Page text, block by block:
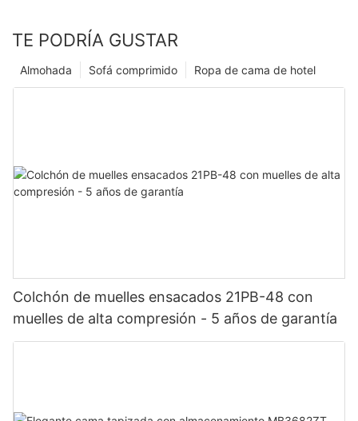
TE PODRÍA GUSTAR
Ropa de cama de hotel
Sofá comprimido
Almohada
Colchón de muelles ensacados 21PB-48 con
muelles de alta compresión - 5 años de garantía